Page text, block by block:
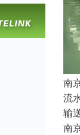
南
流
输
南